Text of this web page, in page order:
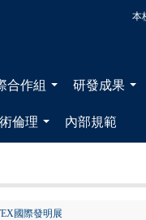
本
合作組 研發成果
倫理 內部規範
國際發明展